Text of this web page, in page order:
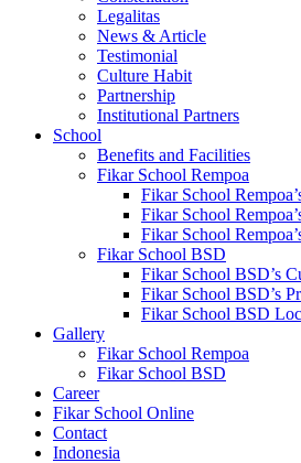
Legalitas
News & Article
Testimonial
Culture Habit
Partnership
Institutional Partners
School
Benefits and Facilities
Fikar School Rempoa
Fikar School
Fikar School
Fikar School
Fikar School BSD
Fikar School BSD’s
Fikar School BSD’s
Fikar School BSD
Gallery
Fikar School Rempoa
Fikar School BSD
Career
Fikar School Online
Contact
Indonesia